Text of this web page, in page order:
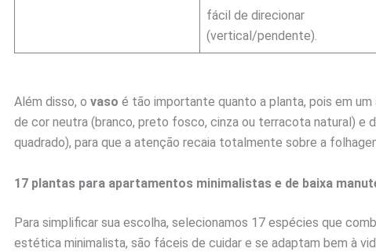
fácil de direcionar
(vertical/pendente).
Além disso, o vaso é tão importante quanto a planta, pois em
de cor neutra (branco, preto fosco, cinza ou terracota natural) e
quadrado), para que a atenção recaia totalmente sobre a
17 plantas para apartamentos minimalistas e de baixa
Para simplificar sua escolha, selecionamos 17 espécies que
estética minimalista, são fáceis de cuidar e se adaptam bem à